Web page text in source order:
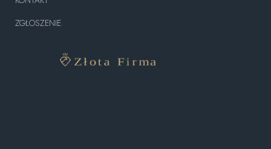
ZGŁOSZENIE